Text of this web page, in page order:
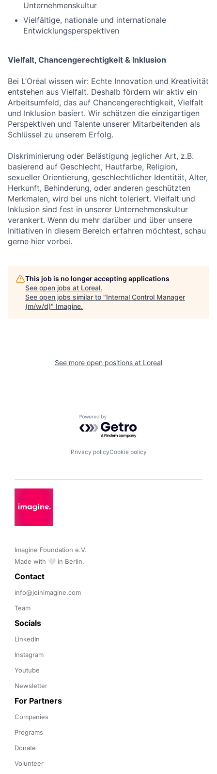
Unternehmenskultur
Vielfältige, nationale und internationale
Entwicklungsperspektiven
Vielfalt, Chancengerechtigkeit & Inklusion
Bei L’Oréal wissen wir: Echte Innovation und Kreativität
entstehen aus Vielfalt. Deshalb fördern wir aktiv ein
Arbeitsumfeld, das auf Chancengerechtigkeit, Vielfalt
und Inklusion basiert. Wir schätzen die einzigartigen
Perspektiven und Talente unserer Mitarbeitenden als
Schlüssel zu unserem Erfolg.
Diskriminierung oder Belästigung jeglicher Art, z.B.
basierend auf Geschlecht, Hautfarbe, Religion,
sexueller Orientierung, geschlechtlicher Identität, Alter,
Herkunft, Behinderung, oder anderen geschützten
Merkmalen, wird bei uns nicht toleriert. Vielfalt und
Inklusion sind fest in unserer Unternehmenskultur
verankert. Wenn du mehr darüber und über unsere
Initiativen in diesem Bereich erfahren möchtest, schau
gerne hier vorbei.
This job is no longer accepting applications
See open jobs at Loreal.
See open jobs similar to "Internal Control Manager
(m/w/d)" Imagine.
See more open positions at Loreal
Powered by Getro.com
Privacy policyCookie policy
Imagine Foundation e.V.
Made with 🤍 in Berlin.
Contact
info@joinimagine.com
Team
Socials
LinkedIn
Instagram
Youtube
Newsletter
For Partners
Companies
Programs
Donate
Volunteer